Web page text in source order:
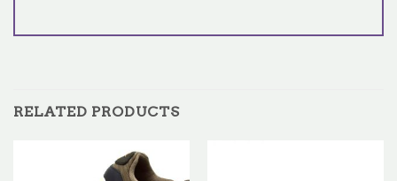
RELATED PRODUCTS